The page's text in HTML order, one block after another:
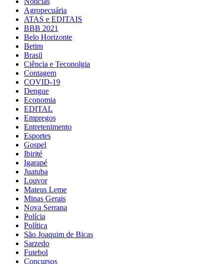
Agropecuária
ATAS e EDITAIS
BBB 2021
Belo Horizonte
Betim
Brasil
Ciência e Teconolgia
Contagem
COVID-19
Dengue
Economia
EDITAL
Empregos
Entretenimento
Esportes
Gospel
Ibirité
Igarapé
Juatuba
Louvor
Mateus Leme
Minas Gerais
Nova Serrana
Polícia
Política
São Joaquim de Bicas
Sarzedo
Futebol
Concursos